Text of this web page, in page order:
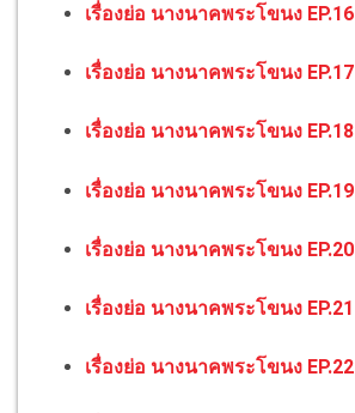
เรื่องย่อ นางนาคพระโขนง EP.16
เรื่องย่อ นางนาคพระโขนง EP.17
เรื่องย่อ นางนาคพระโขนง EP.18
เรื่องย่อ นางนาคพระโขนง EP.19
เรื่องย่อ นางนาคพระโขนง EP.20
เรื่องย่อ นางนาคพระโขนง EP.21
เรื่องย่อ นางนาคพระโขนง EP.22